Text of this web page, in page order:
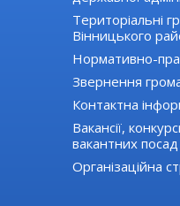
Територіальні
Вінницького
Нормативно-
Звернення
Контактна
Вакансії,
вакантних посад
Організаційна